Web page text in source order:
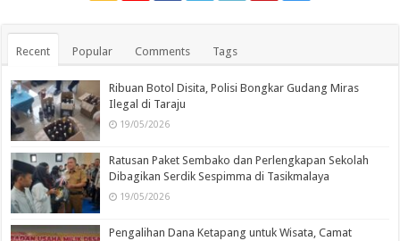
Recent Popular Comments Tags
Ribuan Botol Disita, Polisi Bongkar Gudang Miras
Ilegal di Taraju
19/05/2026
Ratusan Paket Sembako dan Perlengkapan Sekolah
Dibagikan Serdik Sespimma di Tasikmalaya
19/05/2026
Pengalihan Dana Ketapang untuk Wisata, Camat